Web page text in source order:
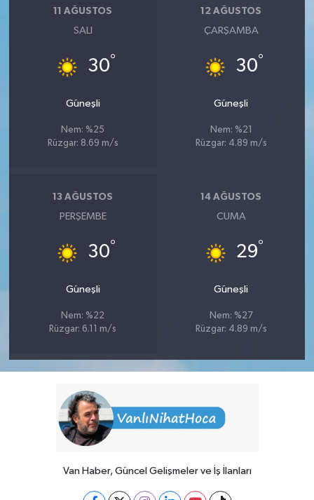
11 AĞUSTOS
SALI
30°
Güneşli
Nem: %25
Rüzgar: 8.69 m/s
12 AĞUSTOS
ÇARŞAMBA
30°
Güneşli
Nem: %21
Rüzgar: 4.89 m/s
13 AĞUSTOS
PERŞEMBE
30°
Güneşli
Nem: %22
Rüzgar: 6.11 m/s
14 AĞUSTOS
CUMA
29°
Güneşli
Nem: %27
Rüzgar: 4.89 m/s
Van Haber, Güncel Gelişmeler ve İş İlanları